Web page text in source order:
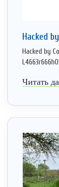
Hacked
Hacked by
Читать